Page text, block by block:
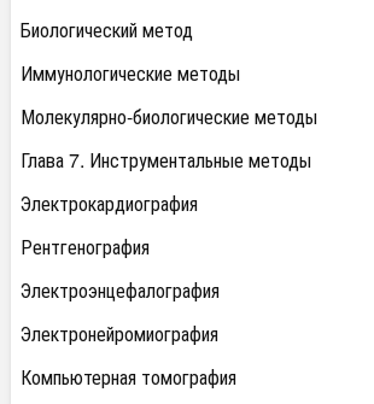
Биологический метод
Иммунологические методы
Молекулярно-биологические методы
Глава 7. Инструментальные методы
Электрокардиография
Рентгенография
Электроэнцефалография
Электронейромиография
Компьютерная томография